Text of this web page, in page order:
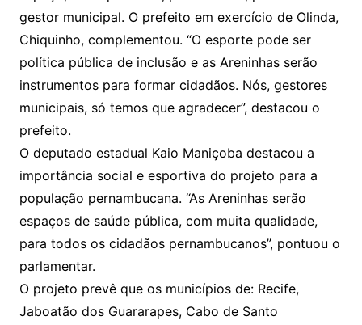
gestor municipal. O prefeito em exercício de Olinda,
Chiquinho, complementou. “O esporte pode ser
política pública de inclusão e as Areninhas serão
instrumentos para formar cidadãos. Nós, gestores
municipais, só temos que agradecer”, destacou o
prefeito.
O deputado estadual Kaio Maniçoba destacou a
importância social e esportiva do projeto para a
população pernambucana. “As Areninhas serão
espaços de saúde pública, com muita qualidade,
para todos os cidadãos pernambucanos”, pontuou o
parlamentar.
O projeto prevê que os municípios de: Recife,
Jaboatão dos Guararapes, Cabo de Santo